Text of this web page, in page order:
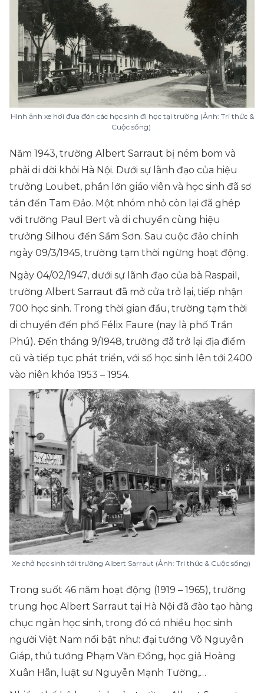
Hình ảnh xe hơi đưa đón các học sinh đi học tại trường (Ảnh: Tri thức &
Cuộc sống)
Năm 1943, trường Albert Sarraut bị ném bom và
phải di dời khỏi Hà Nội. Dưới sự lãnh đạo của hiệu
trưởng Loubet, phần lớn giáo viên và học sinh đã sơ
tán đến Tam Đảo. Một nhóm nhỏ còn lại đã ghép
với trường Paul Bert và di chuyển cùng hiệu
trưởng Silhou đến Sầm Sơn. Sau cuộc đảo chính
ngày 09/3/1945, trường tạm thời ngừng hoạt động.
Ngày 04/02/1947, dưới sự lãnh đạo của bà Raspail,
trường Albert Sarraut đã mở cửa trở lại, tiếp nhận
700 học sinh. Trong thời gian đầu, trường tạm thời
di chuyển đến phố Félix Faure (nay là phố Trần
Phú). Đến tháng 9/1948, trường đã trở lại địa điểm
cũ và tiếp tục phát triển, với số học sinh lên tới 2400
vào niên khóa 1953 – 1954.
Xe chở học sinh tới trường Albert Sarraut (Ảnh: Tri thức & Cuộc sống)
Trong suốt 46 năm hoạt động (1919 – 1965), trường
trung học Albert Sarraut tại Hà Nội đã đào tạo hàng
chục ngàn học sinh, trong đó có nhiều học sinh
người Việt Nam nổi bật như: đại tướng Võ Nguyên
Giáp, thủ tướng Phạm Văn Đồng, học giả Hoàng
Xuân Hãn, luật sư Nguyễn Mạnh Tường,…